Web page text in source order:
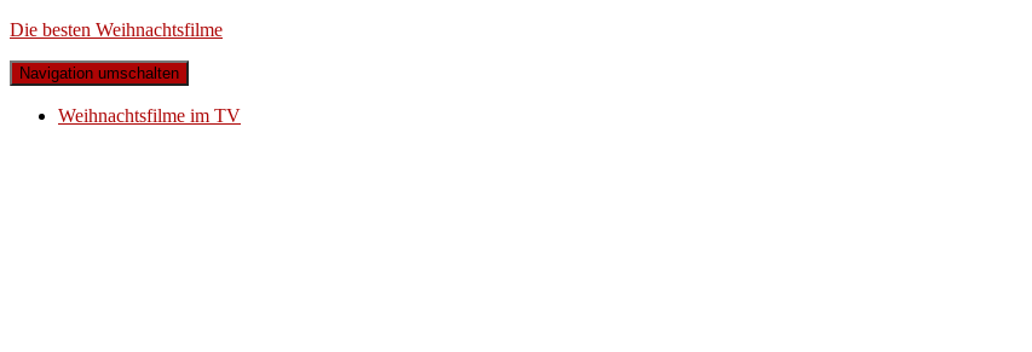
Die besten Weihnachtsfilme
Navigation umschalten
Weihnachtsfilme im TV